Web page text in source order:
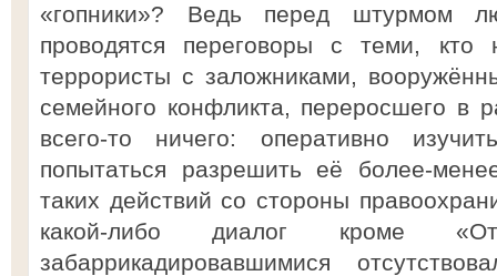
«гопники»? Ведь перед штурмом
проводятся переговоры с теми, кто
террористы с заложниками,
семейного конфликта, переросшего в
всего-то ничего: оперативно
попытаться разрешить её более-
таких действий со стороны
какой-либо диалог кроме
забаррикадировавшимися